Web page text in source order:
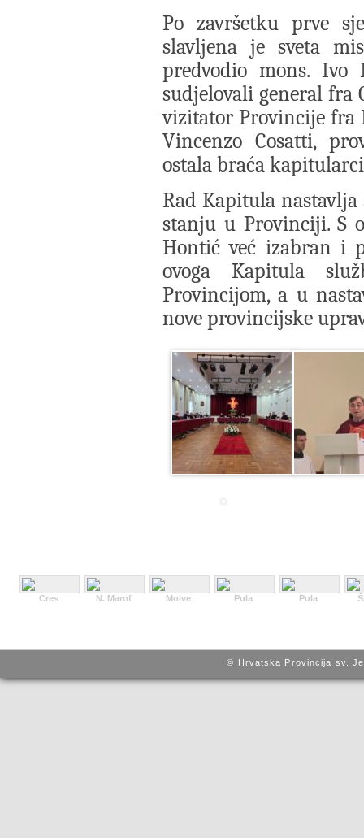
Po završetku prve
slavljena je sveta
predvodio mons. Ivo
sudjelovali general fra
vizitator Provincije fra
Vincenzo Cosatti,
ostala braća
Rad Kapitula
stanju u Provinciji. S
Hontić već izabran i
ovoga Kapitula
Provincijom, a u
nove provincijske
Cres N. Marof Molve Pula Pula
© Hrvatska Provincija sv.